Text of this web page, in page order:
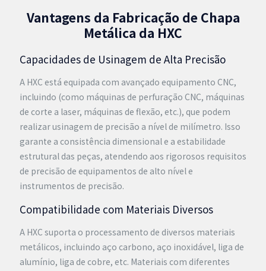
Vantagens da Fabricação de Chapa
Metálica da HXC
Capacidades de Usinagem de Alta Precisão
A HXC está equipada com avançado equipamento CNC,
incluindo (como máquinas de perfuração CNC, máquinas
de corte a laser, máquinas de flexão, etc.), que podem
realizar usinagem de precisão a nível de milímetro. Isso
garante a consistência dimensional e a estabilidade
estrutural das peças, atendendo aos rigorosos requisitos
de precisão de equipamentos de alto nível e
instrumentos de precisão.
Compatibilidade com Materiais Diversos
A HXC suporta o processamento de diversos materiais
metálicos, incluindo aço carbono, aço inoxidável, liga de
alumínio, liga de cobre, etc. Materiais com diferentes